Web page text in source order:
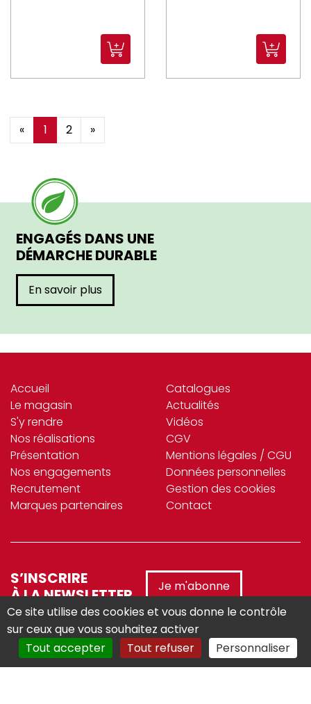
« 1 2 »
ENGAGÉS DANS UNE
DÉMARCHE DURABLE
En savoir plus
Accueil
Le magasin
S'y rendre
Nos réalisations
Présentation
Nos engagements
Recrutement
Marques partenaires
Catalogues
Actualités
Vidéos
CGV
Mentions légales / CGU
Données personnelles
Gestion des cookies
Contact
S’INSCRIRE
À LA NEWSLETTER
Je m'abonne
Réalisé avec :
Ce site utilise des cookies et vous donne le contrôle
sur ceux que vous souhaitez activer
Tout accepter
Tout refuser Personnaliser